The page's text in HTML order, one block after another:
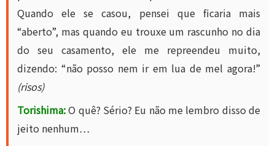
Quando ele se casou, pensei que ficaria mais
“aberto”, mas quando eu trouxe um rascunho no dia
do seu casamento, ele me repreendeu muito,
dizendo: “não posso nem ir em lua de mel agora!”
(risos)
Torishima:O quê? Sério? Eu não me lembro disso de
jeito nenhum…